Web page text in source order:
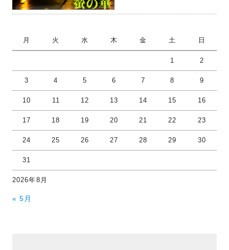
2026年8月
月 火 水 木 金 土 日
1 2
3 4 5 6 7 8 9
10 11 12 13 14 15 16
17 18 19 20 21 22 23
24 25 26 27 28 29 30
31
« 5月